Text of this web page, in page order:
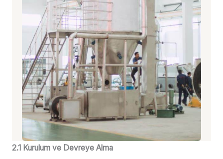
2.1 Kurulum ve Devreye Alma